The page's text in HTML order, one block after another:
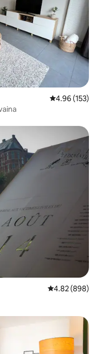
Calificación
4.96 (153)
Calificación
4.82 (898)